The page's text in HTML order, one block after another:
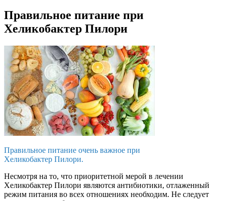
Правильное питание при
Хеликобактер Пилори
Правильное питание очень важное при
Хеликобактер Пилори.
Несмотря на то, что приоритетной мерой в лечении
Хеликобактер Пилори являются антибиотики, отлаженный
режим питания во всех отношениях необходим. Не следует